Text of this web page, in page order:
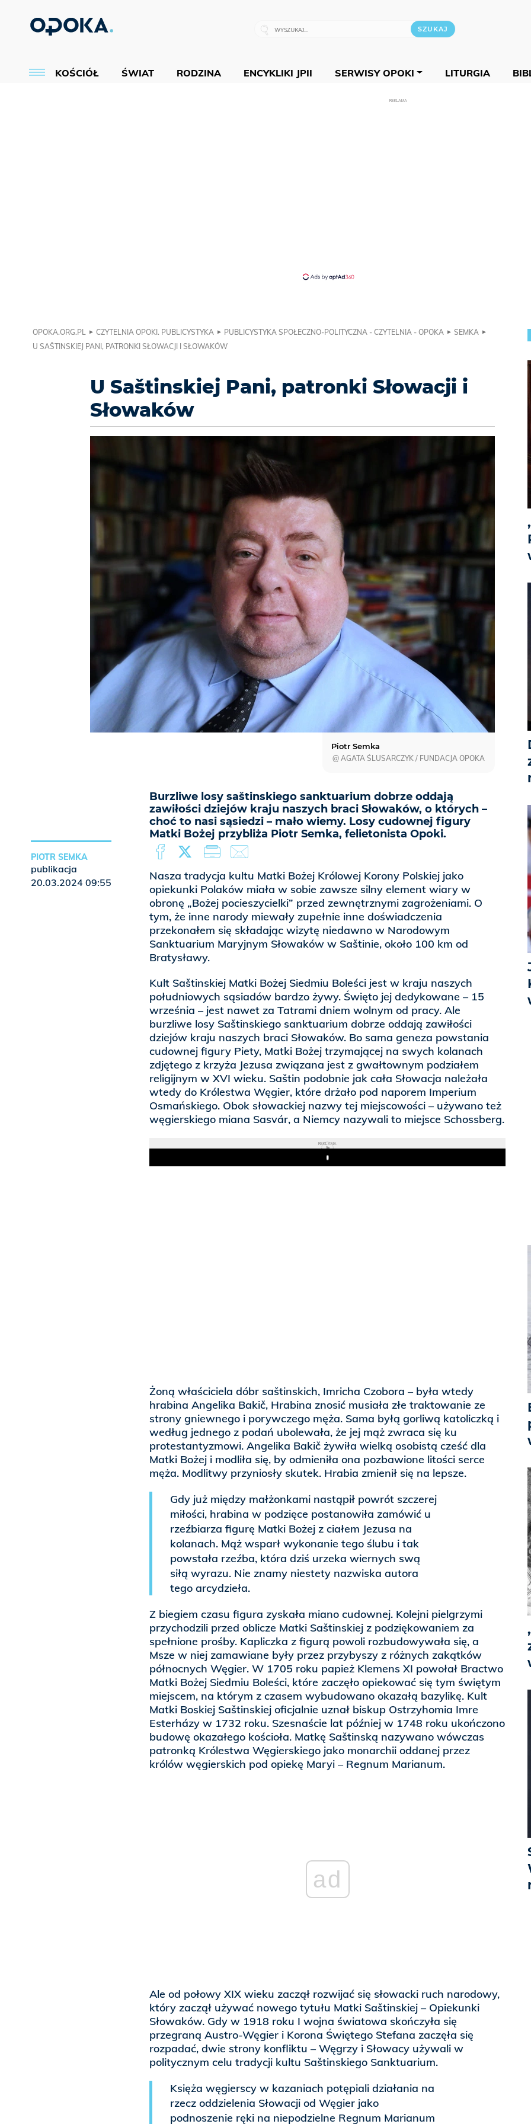
KOŚCIÓŁ ŚWIAT RODZINA ENCYKLIKI JPII SERWISY OPOKI LITURGIA
REKLAMA
OPOKA.ORG.PL CZYTELNIA OPOKI. PUBLICYSTYKA PUBLICYSTYKA SPOŁECZNO-POLITYCZNA - CZYTELNIA - OPOKA
SEMKA
U SAŠTINSKIEJ PANI, PATRONKI SŁOWACJI I SŁOWAKÓW
U Saštinskiej Pani, patronki Słowacji i
Słowaków
Burzliwe losy saštinskiego sanktuarium dobrze oddają
zawiłości dziejów kraju naszych braci Słowaków, o których –
choć to nasi sąsiedzi – mało wiemy. Losy cudownej figury
Matki Bożej przybliża Piotr Semka, felietonista Opoki.
Piotr Semka
@ AGATA ŚLUSARCZYK / FUNDACJA OPOKA
Nasza tradycja kultu Matki Bożej Królowej Korony Polskiej jako
opiekunki Polaków miała w sobie zawsze silny element wiary w
obronę „Bożej pocieszycielki” przed zewnętrznymi zagrożeniami. O
tym, że inne narody miewały zupełnie inne doświadczenia
przekonałem się składając wizytę niedawno w Narodowym
Sanktuarium Maryjnym Słowaków w Saštinie, około 100 km od
Bratysławy.
Kult Saštinskiej Matki Bożej Siedmiu Boleści jest w kraju naszych
południowych sąsiadów bardzo żywy. Święto jej dedykowane – 15
września – jest nawet za Tatrami dniem wolnym od pracy. Ale
burzliwe losy Saštinskiego sanktuarium dobrze oddają zawiłości
dziejów kraju naszych braci Słowaków. Bo sama geneza powstania
cudownej figury Piety, Matki Bożej trzymającej na swych kolanach
zdjętego z krzyża Jezusa związana jest z gwałtownym podziałem
religijnym w XVI wieku. Saštin podobnie jak cała Słowacja należała
wtedy do Królestwa Węgier, które drżało pod naporem Imperium
Osmańskiego. Obok słowackiej nazwy tej miejscowości – używano też
węgierskiego miana Sasvár, a Niemcy nazywali to miejsce Schossberg.
REKLAMA
Play
Żoną właściciela dóbr saštinskich, Imricha Czobora – była wtedy
hrabina Angelika Bakič, Hrabina znosić musiała złe traktowanie ze
strony gniewnego i porywczego męża. Sama byłą gorliwą katoliczką i
według jednego z podań ubolewała, że jej mąż zwraca się ku
protestantyzmowi. Angelika Bakič żywiła wielką osobistą cześć dla
Matki Bożej i modliła się, by odmieniła ona pozbawione litości serce
męża. Modlitwy przyniosły skutek. Hrabia zmienił się na lepsze.
Gdy już między małżonkami nastąpił powrót szczerej
miłości, hrabina w podzięce postanowiła zamówić u
rzeźbiarza figurę Matki Bożej z ciałem Jezusa na
kolanach. Mąż wsparł wykonanie tego ślubu i tak
powstała rzeźba, która dziś urzeka wiernych swą
siłą wyrazu. Nie znamy niestety nazwiska autora
tego arcydzieła.
Z biegiem czasu figura zyskała miano cudownej. Kolejni pielgrzymi
przychodzili przed oblicze Matki Saštinskiej z podziękowaniem za
spełnione prośby. Kapliczka z figurą powoli rozbudowywała się, a
Msze w niej zamawiane były przez przybyszy z różnych zakątków
północnych Węgier. W 1705 roku papież Klemens XI powołał Bractwo
Matki Bożej Siedmiu Boleści, które zaczęło opiekować się tym świętym
miejscem, na którym z czasem wybudowano okazałą bazylikę. Kult
Matki Boskiej Saštinskiej oficjalnie uznał biskup Ostrzyhomia Imre
Esterházy w 1732 roku. Szesnaście lat później w 1748 roku ukończono
budowę okazałego kościoła. Matkę Saštinską nazywano wówczas
patronką Królestwa Węgierskiego jako monarchii oddanej przez
królów węgierskich pod opiekę Maryi – Regnum Marianum.
ad
Ale od połowy XIX wieku zaczął rozwijać się słowacki ruch narodowy,
który zaczął używać nowego tytułu Matki Saštinskiej – Opiekunki
Słowaków. Gdy w 1918 roku I wojna światowa skończyła się
przegraną Austro-Węgier i Korona Świętego Stefana zaczęła się
rozpadać, dwie strony konfliktu – Węgrzy i Słowacy używali w
politycznym celu tradycji kultu Saštinskiego Sanktuarium.
Księża węgierscy w kazaniach potępiali działania na
rzecz oddzielenia Słowacji od Węgier jako
podnoszenie ręki na niepodzielne Regnum Marianum
PIOTR SEMKA
publikacja
20.03.2024 09:55